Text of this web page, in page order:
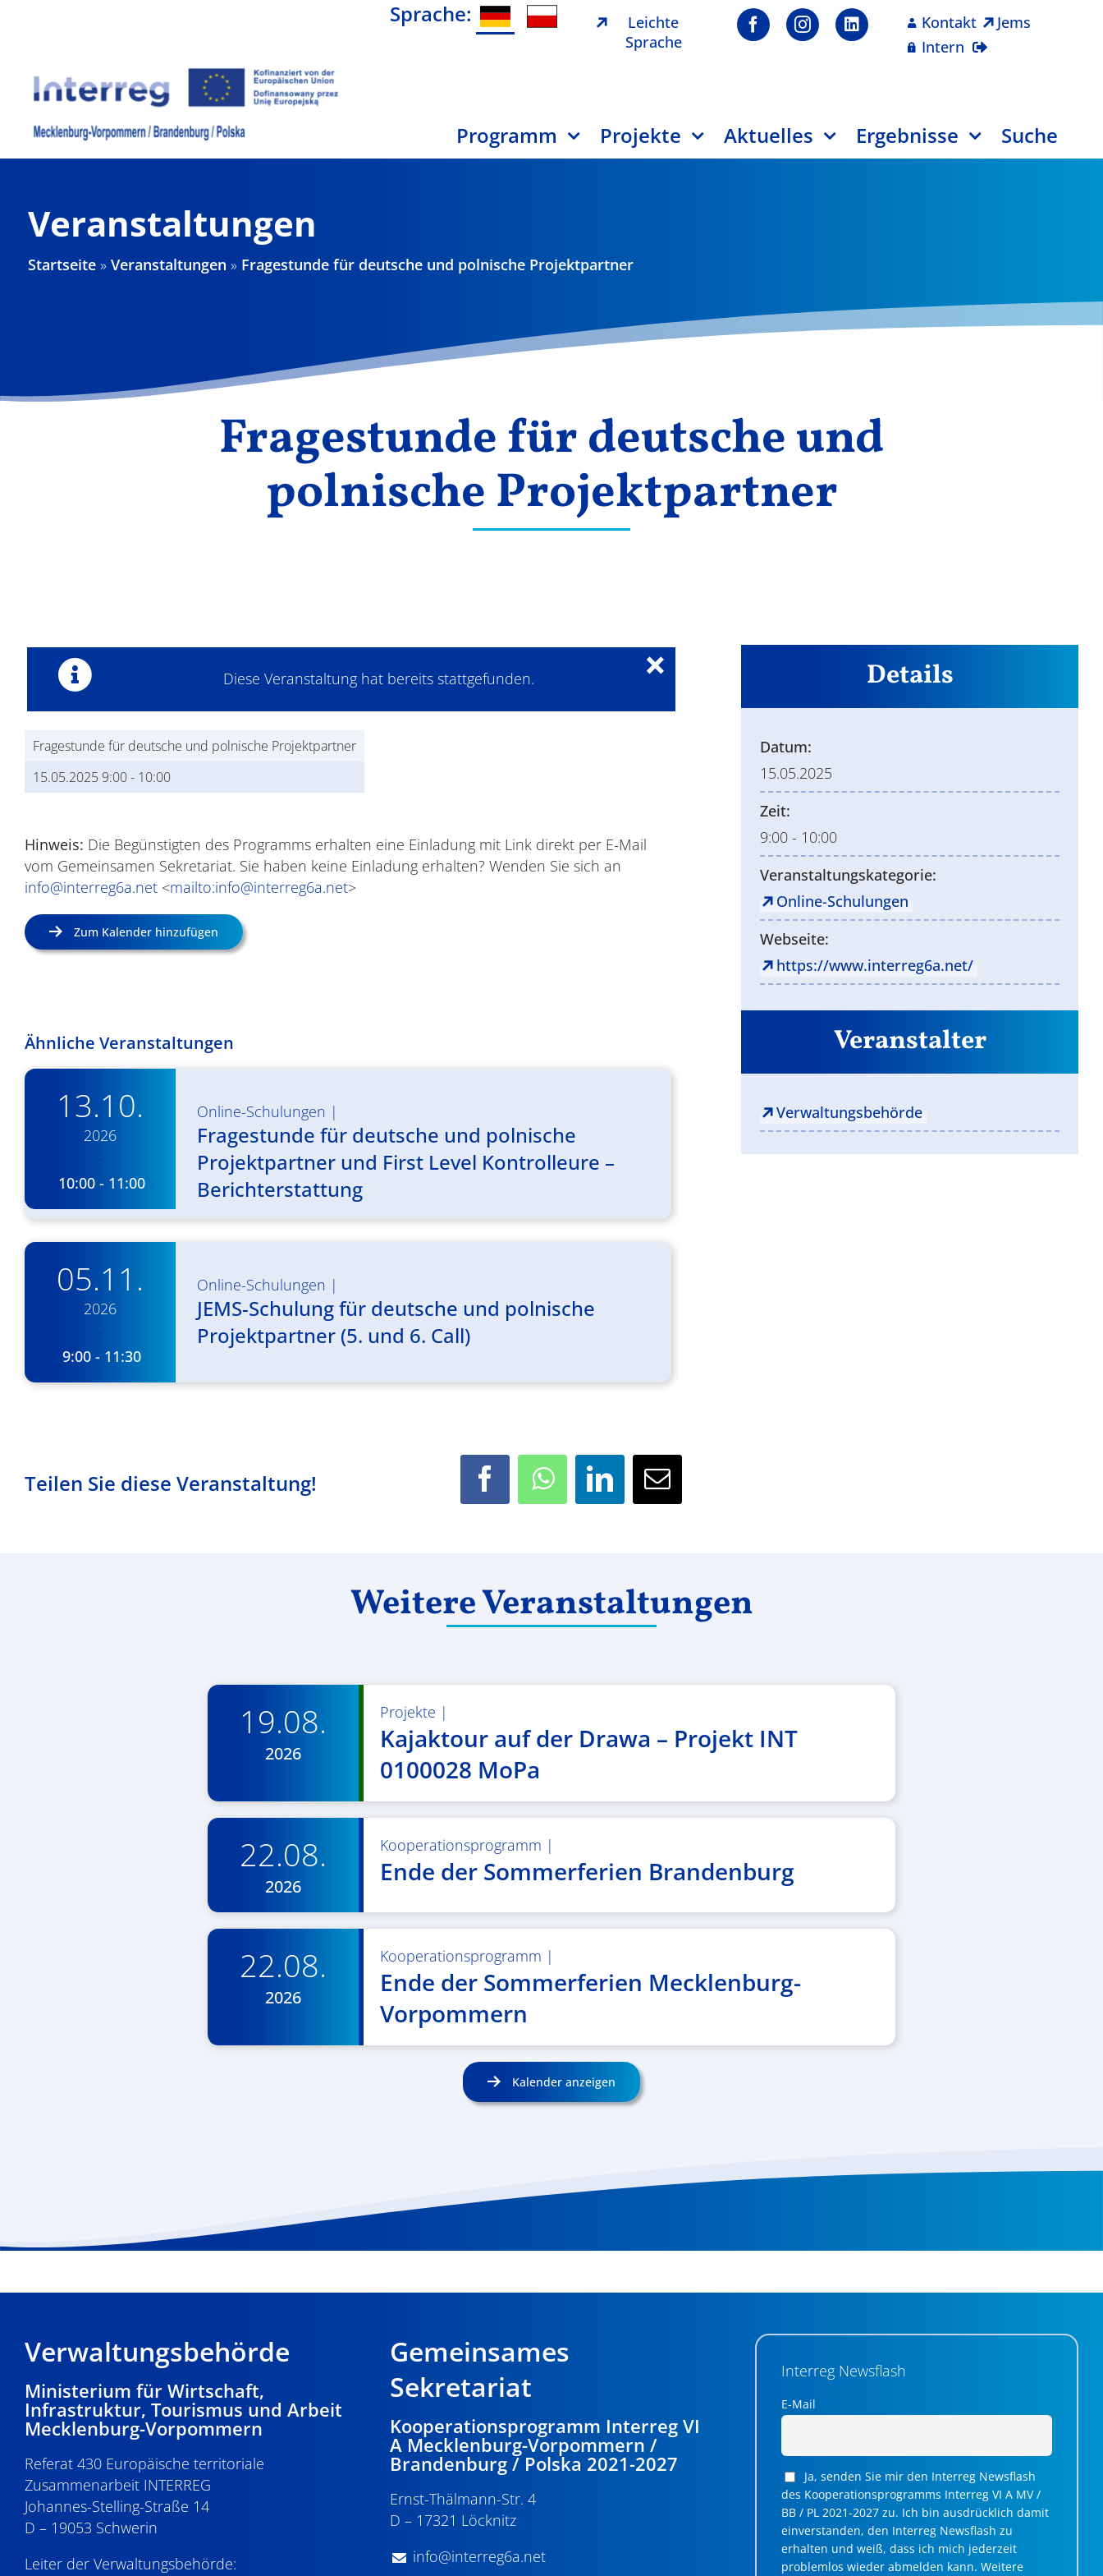
Sprache:
Leichte
Sprache
Kontakt
Jems
Intern
Programm Projekte Aktuelles Ergebnisse Suche
Veranstaltungen
Startseite »Veranstaltungen » Fragestunde für deutsche und polnische Projektpartner
Fragestunde für deutsche und
polnische Projektpartner
Diese Veranstaltung hat bereits stattgefunden.
×
Fragestunde für deutsche und polnische Projektpartner
15.05.2025 9:00- 10:00
Hinweis: Die Begünstigten des Programms erhalten eine Einladung mit Link direkt per E-Mail
vom Gemeinsamen Sekretariat. Sie haben keine Einladung erhalten? Wenden Sie sich an
info@interreg6a.net <mailto:info@interreg6a.net>
Zum Kalender hinzufügen
Ähnliche Veranstaltungen
13.10.
2026
10:00 - 11:00
Online-Schulungen |
Fragestunde für deutsche und polnische
Projektpartner und First Level Kontrolleure –
Berichterstattung
05.11.
2026
9:00 - 11:30
Online-Schulungen |
JEMS-Schulung für deutsche und polnische
Projektpartner (5. und 6. Call)
Teilen Sie diese Veranstaltung! Facebook WhatsApp LinkedIn
E-
Details
Datum:
15.05.2025
Zeit:
9:00 - 10:00
Veranstaltungskategorie:
Online-Schulungen
Webseite:
https://www.interreg6a.net/
Veranstalter
Verwaltungsbehörde
Weitere Veranstaltungen
19.08.
2026
Projekte |
Kajaktour auf der Drawa – Projekt INT
0100028 MoPa
22.08.
2026
Kooperationsprogramm |
Ende der Sommerferien Brandenburg
22.08.
2026
Kooperationsprogramm |
Ende der Sommerferien Mecklenburg-
Vorpommern
Kalender anzeigen
Verwaltungsbehörde
Ministerium für Wirtschaft,
Infrastruktur, Tourismus und Arbeit
Mecklenburg-Vorpommern
Referat 430 Europäische territoriale
Zusammenarbeit INTERREG
Johannes-Stelling-Straße 14
D – 19053 Schwerin
Leiter der Verwaltungsbehörde:
Gemeinsames
Sekretariat
Kooperationsprogramm Interreg VI
A Mecklenburg-Vorpommern /
Brandenburg / Polska 2021-2027
Ernst-Thälmann-Str. 4
D – 17321 Löcknitz
info@interreg6a.net
Interreg Newsflash
E-Mail
Ja, senden Sie mir den Interreg Newsflash
des Kooperationsprogramms Interreg VI A MV /
BB / PL 2021-2027 zu. Ich bin ausdrücklich damit
einverstanden, den Interreg Newsflash zu
erhalten und weiß, dass ich mich jederzeit
problemlos wieder abmelden kann. Weitere